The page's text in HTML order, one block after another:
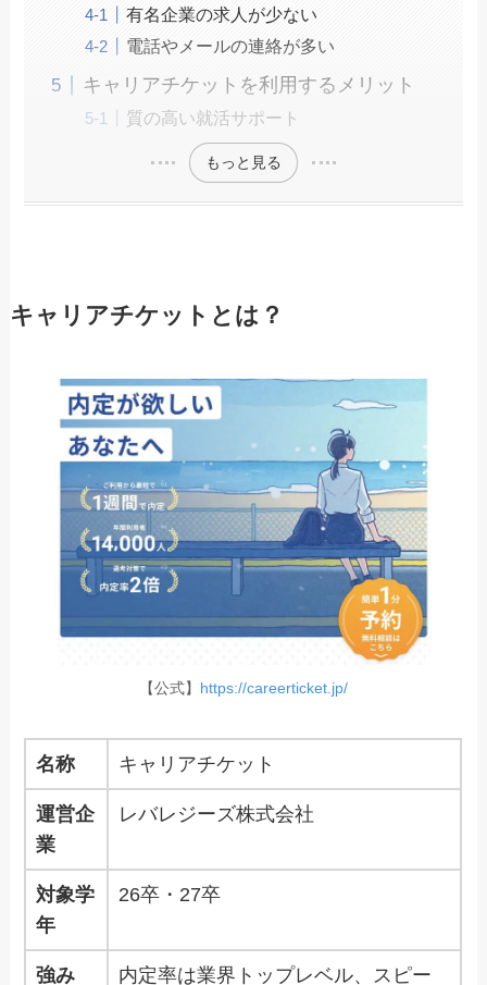
有名企業の求人が少ない
電話やメールの連絡が多い
キャリアチケットを利用するメリット
質の高い就活サポート
もっと見る
キャリアチケットとは？
【公式】 https://careerticket.jp/
名称 キャリアチケット
運営企
業
レバレジーズ株式会社
対象学
年
26卒・27卒
強み 内定率は業界トップレベル、スピー